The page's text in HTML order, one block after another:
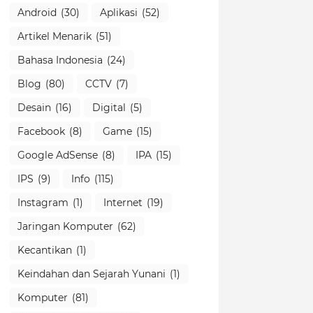
Android (30) Aplikasi (52)
Artikel Menarik (51)
Bahasa Indonesia (24)
Blog (80) CCTV (7)
Desain (16) Digital (5)
Facebook (8) Game (15)
Google AdSense (8) IPA (15)
IPS (9) Info (115)
Instagram (1) Internet (19)
Jaringan Komputer (62)
Kecantikan (1)
Keindahan dan Sejarah Yunani (1)
Komputer (81)